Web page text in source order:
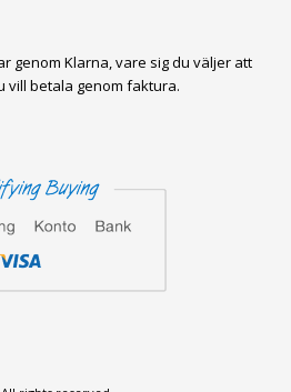
genom Klarna, vare sig du väljer att
vill betala genom faktura.